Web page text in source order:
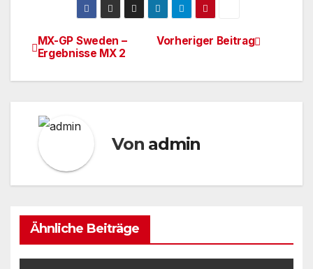
Beitrags-
Navigation
Vorheriger Beitrag
MX-GP Sweden –
Ergebnisse MX 2
Von admin
Ähnliche Beiträge